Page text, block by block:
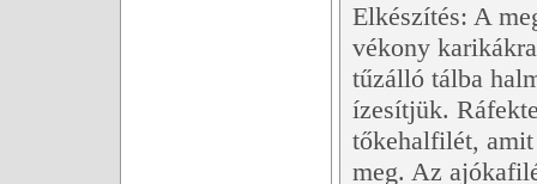
Elkészítés: A
vékony
tűzálló tálba
ízesítjük.
tőkehalfilét,
meg. Az